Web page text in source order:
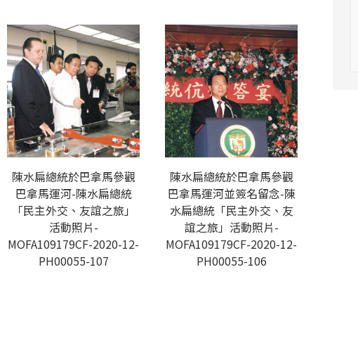
陳水扁總統於巴拿馬參觀
巴拿馬運河-陳水扁總統
「民主外交、友誼之旅」
活動照片-
MOFA109179CF-2020-12-
PH00055-107
陳水扁總統於巴拿馬參觀
巴拿馬運河並簽名留念-陳
水扁總統「民主外交、友
誼之旅」活動照片-
MOFA109179CF-2020-12-
PH00055-106